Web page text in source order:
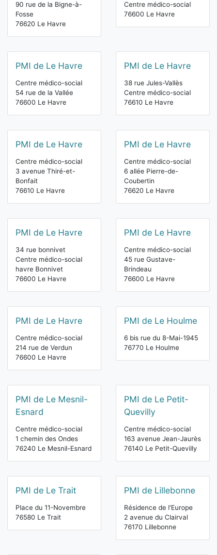
90 rue de la Bigne-à-
Fosse
76620 Le Havre
Centre médico-social
76600 Le Havre
PMI de Le Havre
Centre médico-social
54 rue de la Vallée
76600 Le Havre
PMI de Le Havre
38 rue Jules-Vallès
Centre médico-social
76610 Le Havre
PMI de Le Havre
Centre médico-social
3 avenue Thiré-et-
Bonfait
76610 Le Havre
PMI de Le Havre
Centre médico-social
6 allée Pierre-de-
Coubertin
76620 Le Havre
PMI de Le Havre
34 rue bonnivet
Centre médico-social
havre Bonnivet
76600 Le Havre
PMI de Le Havre
Centre médico-social
45 rue Gustave-
Brindeau
76600 Le Havre
PMI de Le Havre
Centre médico-social
214 rue de Verdun
76600 Le Havre
PMI de Le Houlme
6 bis rue du 8-Mai-1945
76770 Le Houlme
PMI de Le Mesnil-
Esnard
Centre médico-social
1 chemin des Ondes
76240 Le Mesnil-Esnard
PMI de Le Petit-
Quevilly
Centre médico-social
163 avenue Jean-Jaurès
76140 Le Petit-Quevilly
PMI de Le Trait
Place du 11-Novembre
76580 Le Trait
PMI de Lillebonne
Résidence de l'Europe
2 avenue du Clairval
76170 Lillebonne